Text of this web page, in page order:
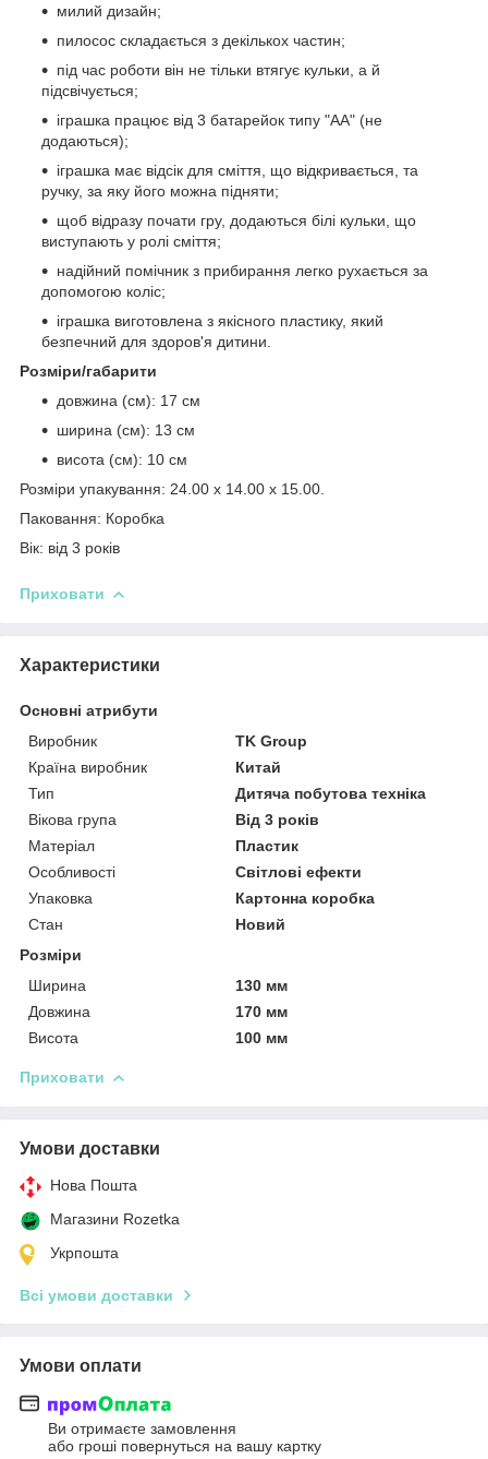
милий дизайн;
пилосос складається з декількох частин;
під час роботи він не тільки втягує кульки, а й
підсвічується;
іграшка працює від 3 батарейок типу "АА" (не
додаються);
іграшка має відсік для сміття, що відкривається, та
ручку, за яку його можна підняти;
щоб відразу почати гру, додаються білі кульки, що
виступають у ролі сміття;
надійний помічник з прибирання легко рухається за
допомогою коліс;
іграшка виготовлена з якісного пластику, який
безпечний для здоров'я дитини.
Розміри/габарити
довжина (см): 17 см
ширина (см): 13 см
висота (см): 10 см
Розміри упакування: 24.00 x 14.00 x 15.00.
Паковання: Коробка
Вік: від 3 років
Приховати
Характеристики
Основні атрибути
Виробник
TK Group
Країна виробник
Китай
Тип
Дитяча побутова техніка
Вікова група
Від 3 років
Матеріал
Пластик
Особливості
Світлові ефекти
Упаковка
Картонна коробка
Стан
Новий
Розміри
Ширина
130 мм
Довжина
170 мм
Висота
100 мм
Приховати
Умови доставки
Нова Пошта
Магазини Rozetka
Укрпошта
Всі умови доставки
Умови оплати
Ви отримаєте замовлення
або гроші повернуться на вашу картку